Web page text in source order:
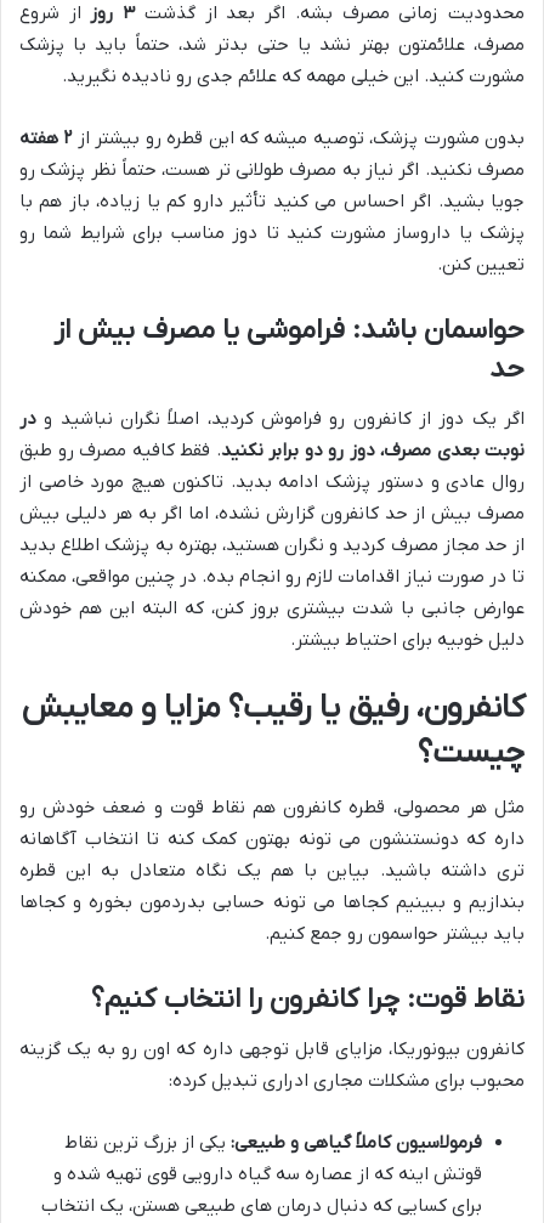
محدودیت زمانی مصرف بشه. اگر بعد از گذشت۳ روز
از شروع
مصرف، علائمتون بهتر نشد یا حتی بدتر شد، حتماً باید با پزشک
مشورت کنید. این خیلی مهمه که علائم جدی رو نادیده نگیرید.
بدون مشورت پزشک، توصیه میشه که این قطره رو بیشتر از۲ هفته
مصرف نکنید. اگر نیاز به مصرف طولانی تر هست، حتماً نظر پزشک رو
جویا بشید. اگر احساس می کنید تأثیر دارو کم یا زیاده، باز هم با
پزشک یا داروساز مشورت کنید تا دوز مناسب برای شرایط شما رو
تعیین کنن.
حواسمان باشد: فراموشی یا مصرف بیش از
حد
اگر یک دوز از کانفرون رو فراموش کردید، اصلاً نگران نباشید و در
نوبت بعدی مصرف، دوز رو دو برابر نکنید. فقط کافیه مصرف رو طبق
روال عادی و دستور پزشک ادامه بدید. تاکنون هیچ مورد خاصی از
مصرف بیش از حد کانفرون گزارش نشده، اما اگر به هر دلیلی بیش
از حد مجاز مصرف کردید و نگران هستید، بهتره به پزشک اطلاع بدید
تا در صورت نیاز اقدامات لازم رو انجام بده. در چنین مواقعی، ممکنه
عوارض جانبی با شدت بیشتری بروز کنن، که البته این هم خودش
دلیل خوبیه برای احتیاط بیشتر.
کانفرون، رفیق یا رقیب؟ مزایا و معایبش
چیست؟
مثل هر محصولی، قطره کانفرون هم نقاط قوت و ضعف خودش رو
داره که دونستنشون می تونه بهتون کمک کنه تا انتخاب آگاهانه
تری داشته باشید. بیاین با هم یک نگاه متعادل به این قطره
بندازیم و ببینیم کجاها می تونه حسابی بدردمون بخوره و کجاها
باید بیشتر حواسمون رو جمع کنیم.
نقاط قوت: چرا کانفرون را انتخاب کنیم؟
کانفرون بیونوریکا، مزایای قابل توجهی داره که اون رو به یک گزینه
محبوب برای مشکلات مجاری ادراری تبدیل کرده:
فرمولاسیون کاملاً گیاهی و طبیعی: یکی از بزرگ ترین نقاط
قوتش اینه که از عصاره سه گیاه دارویی قوی تهیه شده و
برای کسایی که دنبال درمان های طبیعی هستن، یک انتخاب